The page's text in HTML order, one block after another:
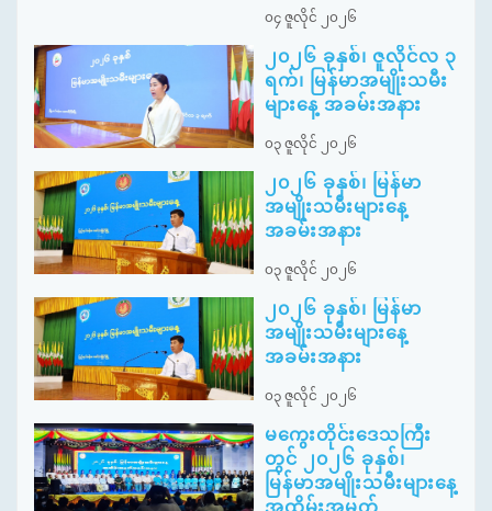
၀၄ ဇူလိုင် ၂၀၂၆
၂၀၂၆ ခုနှစ်၊ ဇူလိုင်လ ၃
ရက်၊ မြန်မာအမျိုးသမီး
များနေ့ အခမ်းအနား
၀၃ ဇူလိုင် ၂၀၂၆
၂၀၂၆ ခုနှစ်၊ မြန်မာ
အမျိုးသမီးများနေ့
အခမ်းအနား
၀၃ ဇူလိုင် ၂၀၂၆
၂၀၂၆ ခုနှစ်၊ မြန်မာ
အမျိုးသမီးများနေ့
အခမ်းအနား
၀၃ ဇူလိုင် ၂၀၂၆
မကွေးတိုင်းဒေသကြီး
တွင် ၂၀၂၆ ခုနှစ်၊
မြန်မာအမျိုးသမီးများနေ့